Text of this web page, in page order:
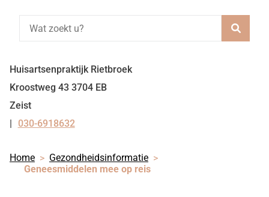
Huisartsenpraktijk Rietbroek
Kroostweg 43 3704 EB
Zeist
Tel:
030-6918632
Home
Gezondheidsinformatie
Geneesmiddelen mee op reis